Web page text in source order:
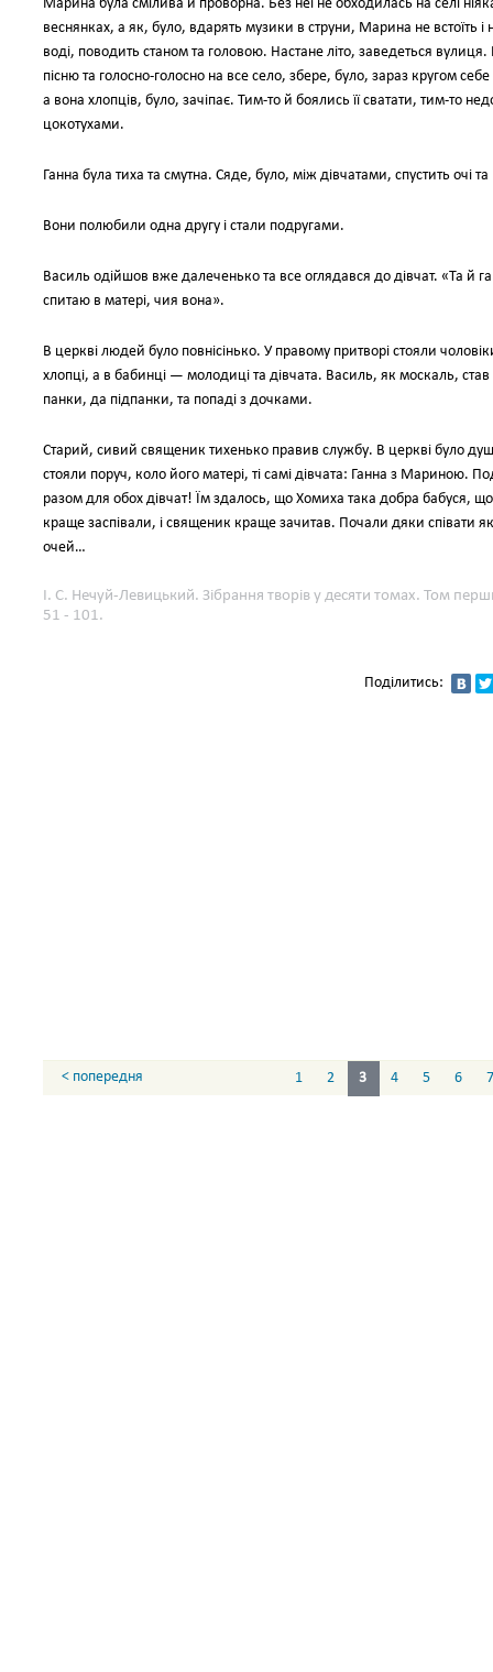
Марина була смілива й проворна. Без неї не обходилась на селі
веснянках, а як, було, вдарять музики в струни, Марина не встоїть і
воді, поводить станом та головою. Настане літо, заведеться
пісню та голосно-голосно на все село, збере, було, зараз кругом
а вона хлопців, було, зачіпає. Тим-то й боялись її сватати, тим-то
цокотухами.
Ганна була тиха та смутна. Сяде, було, між дівчатами, спустить очі
Вони полюбили одна другу і стали подругами.
Василь одійшов вже далеченько та все оглядався до дівчат. «Та й
спитаю в матері, чия вона».
В церкві людей було повнісінько. У правому притворі стояли
хлопці, а в бабинці — молодиці та дівчата. Василь, як москаль,
панки, да підпанки, та попаді з дочками.
Старий, сивий священик тихенько правив службу. В церкві було
стояли поруч, коло його матері, ті самі дівчата: Ганна з Мариною.
разом для обох дівчат! Їм здалось, що Хомиха така добра бабуся,
краще заспівали, і священик краще зачитав. Почали дяки співати
очей…
І. С. Нечуй-Левицький. Зібрання творів у десяти томах. Том
51 - 101.
Поділитись:
< попередня 1 2 3 4 5 6